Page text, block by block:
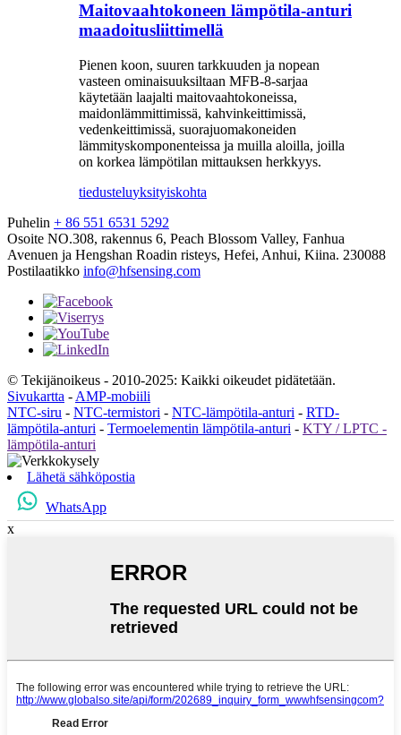
Maitovaahtokoneen lämpötila-anturi
maadoitusliittimellä
Pienen koon, suuren tarkkuuden ja nopean
vasteen ominaisuuksiltaan MFB-8-sarjaa
käytetään laajalti maitovaahtokoneissa,
maidonlämmittimissä, kahvinkeittimissä,
vedenkeittimissä, suorajuomakoneiden
lämmityskomponenteissa ja muilla aloilla, joilla
on korkea lämpötilan mittauksen herkkyys.
tiedusteluyksityiskohta
Puhelin + 86 551 6531 5292
Osoite NO.308, rakennus 6, Peach Blossom Valley, Fanhua
Avenuen ja Hengshan Roadin risteys, Hefei, Anhui, Kiina. 230088
Postilaatikko info@hfsensing.com
© Tekijänoikeus - 2010-2025: Kaikki oikeudet pidätetään.
Sivukartta - AMP-mobiili
NTC-siru - NTC-termistori - NTC-lämpötila-anturi - RTD-
lämpötila-anturi - Termoelementin lämpötila-anturi - KTY / LPTC -
lämpötila-anturi
Lähetä sähköpostia
WhatsApp
x